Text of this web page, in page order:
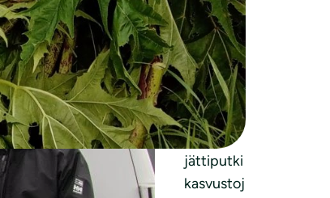
Pakettiau
totiimit
torjuivat
tunnettuj
a
jättiputki
kasvustoj